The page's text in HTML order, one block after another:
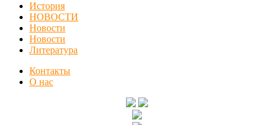
История
НОВОСТИ
Новости
Новости
Литература
Контакты
О нас